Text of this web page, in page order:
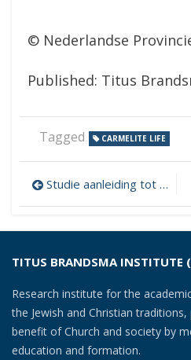
© Nederlandse
Published: Titus
Tagged CARMELITE LIFE
Post
navigation
Studie aanleiding tot verwaarloozing van geestelijk leven
TITUS BRANDSMA INSTITUTE
Research institute for the
the Jewish and Christian
benefit of Church and society by
education and formation.